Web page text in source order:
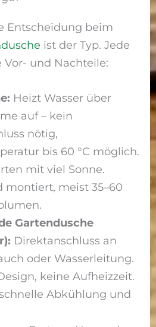
Entscheidung beim
ist der Typ. Jede
und Nachteile:
Heizt Wasser über
auf – kein
nötig,
bis 60 °C möglich.
mit viel Sonne.
montiert, meist 35–60
Gartendusche
Direktanschluss an
oder Wasserleitung.
keine Aufheizzeit.
Abkühlung und